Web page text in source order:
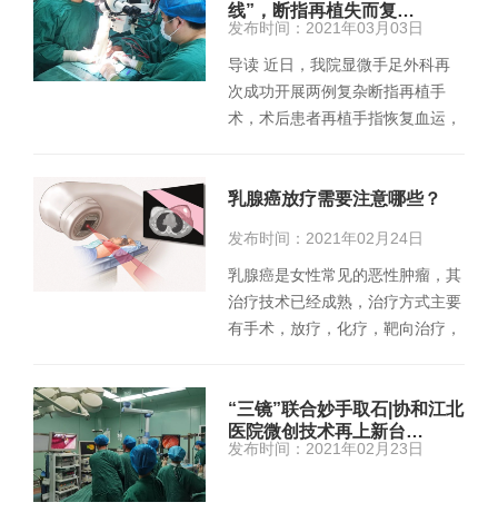
线”，断指再植失而复…
发布时间：2021年03月03日
导读 近日，我院显微手足外科再
次成功开展两例复杂断指再植手
术，术后患者再植手指恢复血运，
乳腺癌放疗需要注意哪些？
发布时间：2021年02月24日
乳腺癌是女性常见的恶性肿瘤，其
治疗技术已经成熟，治疗方式主要
有手术，放疗，化疗，靶向治疗，
“三镜”联合妙手取石|协和江北
医院微创技术再上新台…
发布时间：2021年02月23日